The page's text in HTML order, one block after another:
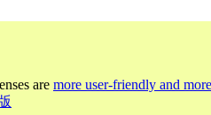
are more user-friendly and